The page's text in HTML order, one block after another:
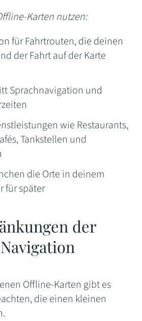
Karten nutzen:
für Fahrtrouten, die deinen
der Fahrt auf der Karte
Sprachnavigation und
wie Restaurants,
Tankstellen und
die Orte in deinem
für später
der
Offline-Karten gibt es
die einen kleinen